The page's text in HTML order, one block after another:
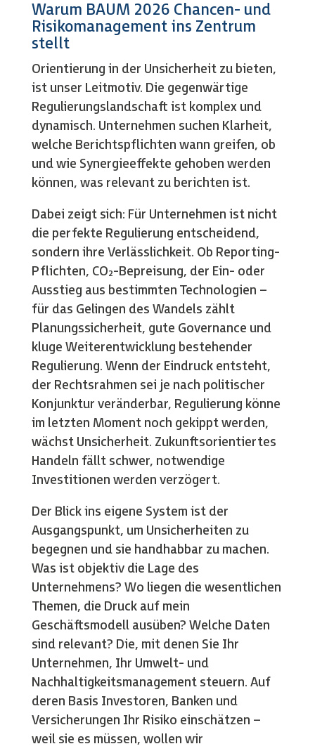
Warum BAUM 2026 Chancen- und
Risikomanagement ins Zentrum
stellt
Orientierung in der Unsicherheit zu bieten,
ist unser Leitmotiv. Die gegenwärtige
Regulierungslandschaft ist komplex und
dynamisch. Unternehmen suchen Klarheit,
welche Berichtspflichten wann greifen, ob
und wie Synergieeffekte gehoben werden
können, was relevant zu berichten ist.
Dabei zeigt sich: Für Unternehmen ist nicht
die perfekte Regulierung entscheidend,
sondern ihre Verlässlichkeit. Ob Reporting-
Pflichten, CO₂-Bepreisung, der Ein- oder
Ausstieg aus bestimmten Technologien –
für das Gelingen des Wandels zählt
Planungssicherheit, gute Governance und
kluge Weiterentwicklung bestehender
Regulierung. Wenn der Eindruck entsteht,
der Rechtsrahmen sei je nach politischer
Konjunktur veränderbar, Regulierung könne
im letzten Moment noch gekippt werden,
wächst Unsicherheit. Zukunftsorientiertes
Handeln fällt schwer, notwendige
Investitionen werden verzögert.
Der Blick ins eigene System ist der
Ausgangspunkt, um Unsicherheiten zu
begegnen und sie handhabbar zu machen.
Was ist objektiv die Lage des
Unternehmens? Wo liegen die wesentlichen
Themen, die Druck auf mein
Geschäftsmodell ausüben? Welche Daten
sind relevant? Die, mit denen Sie Ihr
Unternehmen, Ihr Umwelt- und
Nachhaltigkeitsmanagement steuern. Auf
deren Basis Investoren, Banken und
Versicherungen Ihr Risiko einschätzen –
weil sie es müssen, wollen wir